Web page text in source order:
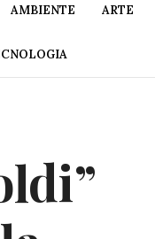
AMBIENTE ARTE